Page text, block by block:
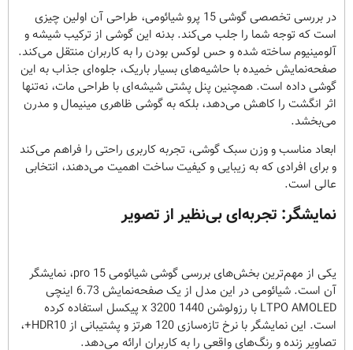
در بررسی تخصصی گوشی 15 پرو شیائومی، طراحی آن اولین چیزی
است که توجه شما را جلب می‌کند. بدنه این گوشی از ترکیب شیشه و
آلومینیوم ساخته شده و حس لوکس بودن را به کاربران منتقل می‌کند.
صفحه‌نمایش خمیده با حاشیه‌های بسیار باریک، جلوه‌ای جذاب به این
گوشی داده است. همچنین پنل پشتی شیشه‌ای با طراحی مات، نه‌تنها
اثر انگشت را کاهش می‌دهد، بلکه به گوشی ظاهری مینیمال و مدرن
می‌بخشد.
ابعاد مناسب و وزن سبک گوشی، تجربه کاربری راحتی را فراهم می‌کند
و برای افرادی که به زیبایی و کیفیت ساخت اهمیت می‌دهند، انتخابی
عالی است.
نمایشگر: تجربه‌ای بی‌نظیر از تصویر
یکی از مهم‌ترین بخش‌های بررسی گوشی شیائومی 15 pro، نمایشگر
آن است. شیائومی در این مدل از یک صفحه‌نمایش 6.73 اینچی
LTPO AMOLED با رزولوشن 1440 x 3200 پیکسل استفاده کرده
است. این نمایشگر با نرخ تازه‌سازی 120 هرتز و پشتیبانی از HDR10+،
تصاویر زنده و رنگ‌های واقعی را به کاربران ارائه می‌دهد.